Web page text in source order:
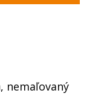
nemaľovaný